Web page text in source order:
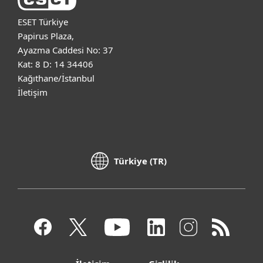
ESET Türkiye
Papirus Plaza,
Ayazma Caddesi No: 37
Kat: 8 D: 14 34406
Kağıthane/İstanbul
İletişim
Türkiye (TR)